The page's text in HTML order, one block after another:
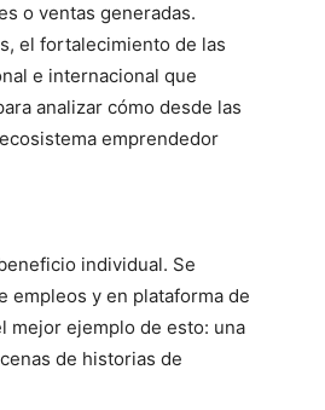
o ventas generadas.
el fortalecimiento de las
e internacional que
analizar cómo desde las
emprendedor
individual. Se
empleos y en plataforma de
mejor ejemplo de esto: una
de historias de